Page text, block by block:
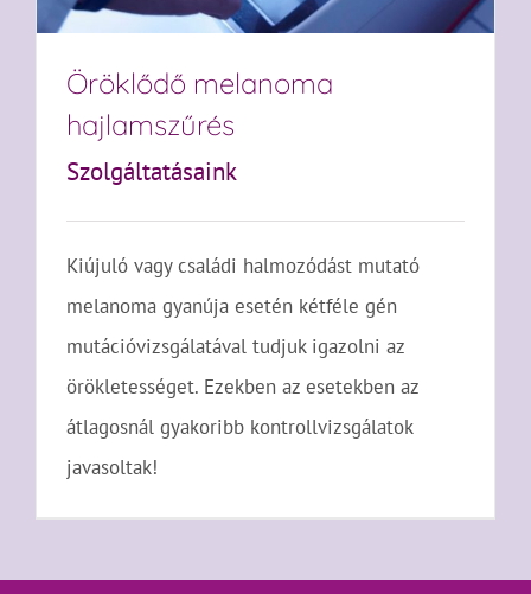
Öröklődő melanoma
hajlamszűrés
Szolgáltatásaink
Kiújuló vagy családi halmozódást mutató
melanoma gyanúja esetén kétféle gén
mutációvizsgálatával tudjuk igazolni az
örökletességet. Ezekben az esetekben az
átlagosnál gyakoribb kontrollvizsgálatok
javasoltak!